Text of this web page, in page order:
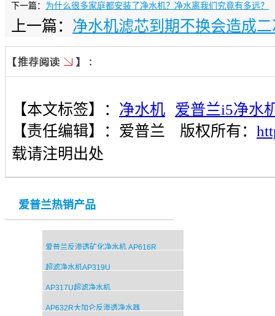
下一篇： 为什么很多家庭都安装了净水机？净水离我们究竟有多远？
上一篇： 净水机滤芯到期不换会造成
【本文标签】： 净水机
爱普兰i5净水
【责任编辑】： 爱普兰 版权所有：
载请注明出处
爱普兰热销产品
爱普兰反渗透矿化净水机 AP616R
超滤净水机AP319U
AP317U超滤净水机
AP632R大加仑反渗透净水器